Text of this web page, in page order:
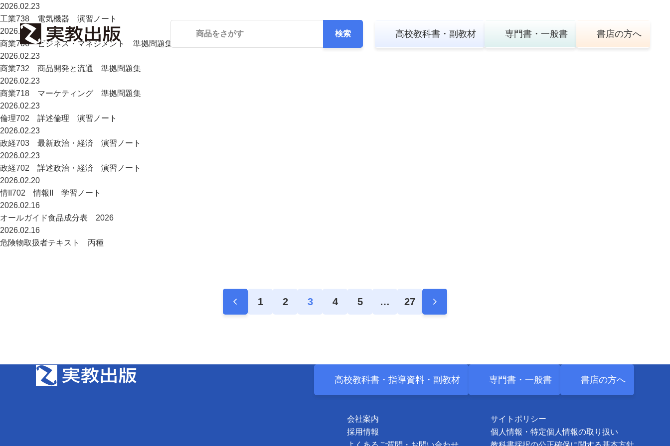
検索 高校教科書・ 副教材 専門書・ 一般書 書店の方へ
2026.02.23
工業738 電気機器 演習ノート
2026.02.23
商業706 ビジネス・マネジメント 準拠問題集
2026.02.23
商業732 商品開発と流通 準拠問題集
2026.02.23
商業718 マーケティング 準拠問題集
2026.02.23
倫理702 詳述倫理 演習ノート
2026.02.23
政経703 最新政治・経済 演習ノート
2026.02.23
政経702 詳述政治・経済 演習ノート
2026.02.20
情II702 情報II 学習ノート
2026.02.16
オールガイド食品成分表 2026
2026.02.16
危険物取扱者テキスト 丙種
1 2 3 4 5 … 27
高校教科書・ 指導資料・ 副教材 専門書・ 一般書 書店の方へ
会社案内
採用情報
サイトポリシー
個人情報・特定個人情報の取り扱い